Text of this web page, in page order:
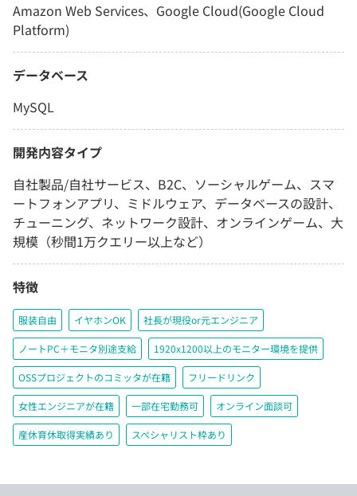
Amazon Web Services、Google Cloud(Google Cloud
Platform)
データベース
MySQL
開発内容タイプ
自社製品/自社サービス、B2C、ソーシャルゲーム、スマ
ートフォンアプリ、ミドルウェア、データベースの設計、
チューニング、ネットワーク設計、オンラインゲーム、大
規模（秒間1万クエリー以上など）
特徴
服装自由 イヤホンOK 社長が現役or元エンジニア
ノートPC＋モニタ別途支給 1920x1200以上のモニター環境を提供
OSSプロジェクトのコミッタが在籍 フリードリンク
女性エンジニアが在籍 一部在宅勤務可 オンライン面談可
産休育休取得実績あり スペシャリスト枠あり